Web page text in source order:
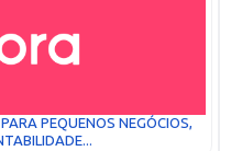
PEQUENOS NEGÓCIOS,